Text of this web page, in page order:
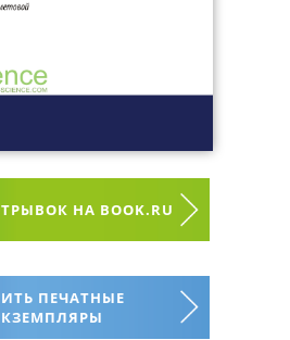
НА BOOK.RU
ПЕЧАТНЫЕ